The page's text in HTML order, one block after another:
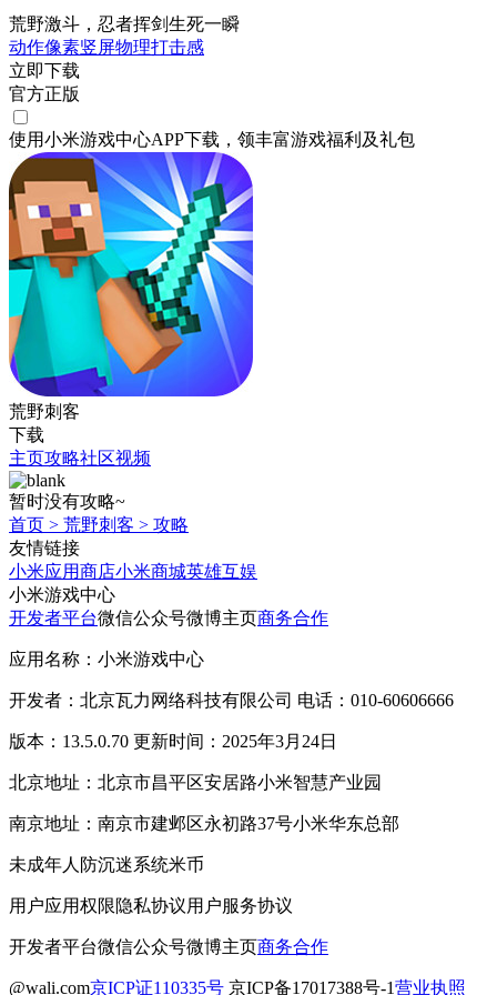
荒野激斗，忍者挥剑生死一瞬
动作像素竖屏物理打击感
立即下载
官方正版
使用小米游戏中心APP下载 ，领丰富游戏福利 及礼包
荒野刺客
下载
主页攻略社区视频
暂时没有攻略~
首页 > 荒野刺客 > 攻略
友情链接
小米应用商店小米商城英雄互娱
小米游戏中心
开发者平台微信公众号微博主页商务合作
应用名称：小米游戏中心
开发者：北京瓦力网络科技有限公司 电话：010-60606666
版本：13.5.0.70 更新时间：2025年3月24日
北京地址：北京市昌平区安居路小米智慧产业园
南京地址：南京市建邺区永初路37号小米华东总部
未成年人防沉迷系统米币
用户应用权限隐私协议用户服务协议
开发者平台微信公众号微博主页商务合作
@wali.com京ICP证110335号 京ICP备17017388号-1营业执照